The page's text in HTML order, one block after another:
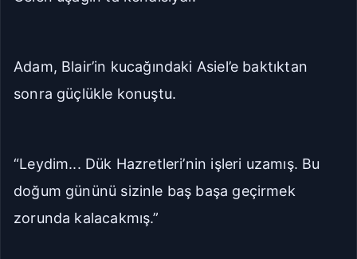
Adam, Blair’in kucağındaki Asiel’e baktıktan
sonra güçlükle konuştu.
“Leydim... Dük Hazretleri’nin işleri uzamış. Bu
doğum gününü sizinle baş başa geçirmek
zorunda kalacakmış.”